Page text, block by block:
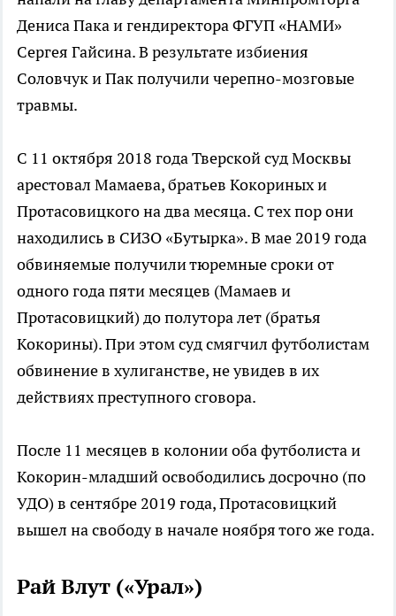
Дениса Пака и гендиректора ФГУП «НАМИ»
Сергея Гайсина. В результате избиения
Соловчук и Пак получили черепно-мозговые
травмы.
С 11 октября 2018 года Тверской суд Москвы
арестовал Мамаева, братьев Кокориных и
Протасовицкого на два месяца. С тех пор они
находились в СИЗО «Бутырка». В мае 2019 года
обвиняемые получили тюремные сроки от
одного года пяти месяцев (Мамаев и
Протасовицкий) до полутора лет (братья
Кокорины). При этом суд смягчил футболистам
обвинение в хулиганстве, не увидев в их
действиях преступного сговора.
После 11 месяцев в колонии оба футболиста и
Кокорин-младший освободились досрочно (по
УДО) в сентябре 2019 года, Протасовицкий
вышел на свободу в начале ноября того же года.
Рай Влут («Урал»)